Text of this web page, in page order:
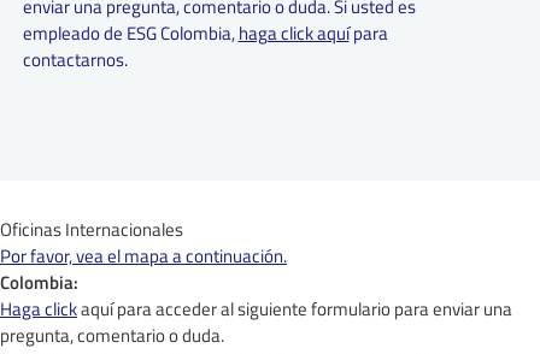
enviar una pregunta, comentario o duda. Si usted es
empleado de ESG Colombia,haga click aquípara
contactarnos.
Oficinas Internacionales
Por favor, vea el mapa a continuación.
Colombia:
Haga clickaquí para acceder al siguiente formulario para enviar una
pregunta, comentario o duda.